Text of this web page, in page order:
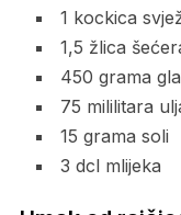
1 kockica
1,5 žlica
450 grama
75 mililitara
15 grama soli
3 dcl mlijeka